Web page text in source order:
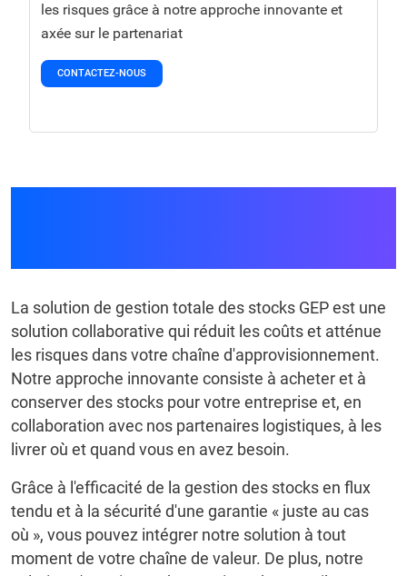
les risques grâce à notre approche innovante et
axée sur le partenariat
CONTACTEZ-NOUS
La solution de gestion totale des stocks GEP est une
solution collaborative qui réduit les coûts et atténue
les risques dans votre chaîne d'approvisionnement.
Notre approche innovante consiste à acheter et à
conserver des stocks pour votre entreprise et, en
collaboration avec nos partenaires logistiques, à les
livrer où et quand vous en avez besoin.
Grâce à l'efficacité de la gestion des stocks en flux
tendu et à la sécurité d'une garantie « juste au cas
où », vous pouvez intégrer notre solution à tout
moment de votre chaîne de valeur. De plus, notre